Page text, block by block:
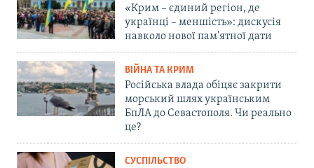
«Крим – єдиний регіон, де
українці – меншість»: дискусія
навколо нової пам'ятної дати
ВІЙНА ТА КРИМ
Російська влада обіцяє закрити
морський шлях українським
БпЛА до Севастополя. Чи реально
це?
СУСПІЛЬСТВО